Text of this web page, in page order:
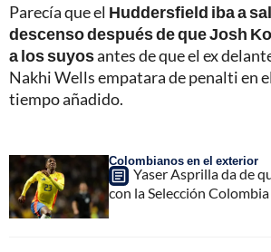
Parecía que el Huddersfield iba a
descenso después de que Josh
a los suyosantes de que el ex
Nakhi Wells empatara de penalti en
tiempo añadido.
Colombianos en el exterior
Yaser Asprilla da de
con la Selección